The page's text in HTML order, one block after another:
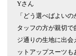
Yさん
「どう選べばよい
タッフの方が親切
ジ通りの生地に出
ットアップスーツも